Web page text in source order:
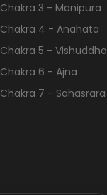
Chakra 3 - Manipura
Chakra 4 - Anahata
Chakra 5 - Vishuddha
Chakra 6 - Ajna
Chakra 7 - Sahasrara